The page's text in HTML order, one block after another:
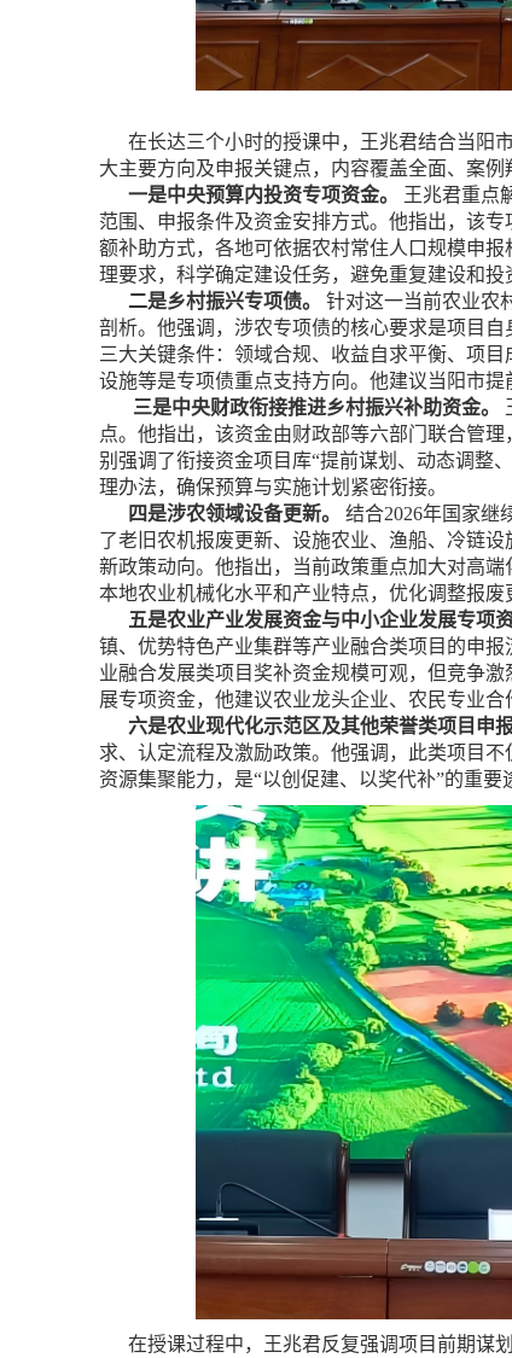
在长达三个小时的授课中，王兆君结合当阳
大主要方向及申报关键点，内容覆盖全面、案例
一是中央预算内投资专项资金。
王兆君重点
范围、申报条件及资金安排方式。他指出，该
额补助方式，各地可依据农村常住人口规模申
理要求，科学确定建设任务，避免重复建设和投
二是乡村振兴专项债。 针对这一当前农业农
剖析。他强调，涉农专项债的核心要求是项目
三大关键条件：领域合规、收益自求平衡、项
设施等是专项债重点支持方向。他建议当阳市
三是中央财政衔接推进乡村振兴补助资金。
点。他指出，该资金由财政部等六部门联合管
别强调了衔接资金项目库“提前谋划、动态调整
理办法，确保预算与实施计划紧密衔接。
四是涉农领域设备更新。
结合2026年国家继
了老旧农机报废更新、设施农业、渔船、冷链
新政策动向。他指出，当前政策重点加大对高
本地农业机械化水平和产业特点，优化调整报
五是农业产业发展资金与中小企业发展专项
镇、优势特色产业集群等产业融合类项目的申
业融合发展类项目奖补资金规模可观，但竞争
展专项资金，他建议农业龙头企业、农民专业
六是农业现代化示范区及其他荣誉类项目申
求、认定流程及激励政策。他强调，此类项目
资源集聚能力，是“以创促建、以奖代补”的重
在授课过程中，王兆君反复强调项目前期谋